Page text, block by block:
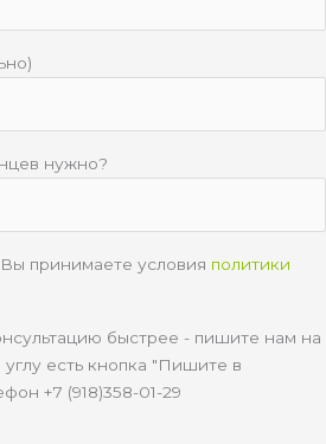
нужно?
принимаете условия политики
быстрее - пишите нам на
есть кнопка "Пишите в
+7 (918)358-01-29